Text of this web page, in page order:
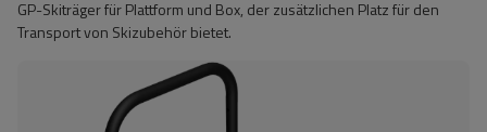
GP-Skiträger für Plattform und Box, der zusätzlichen Platz für den
Transport von Skizubehör bietet.